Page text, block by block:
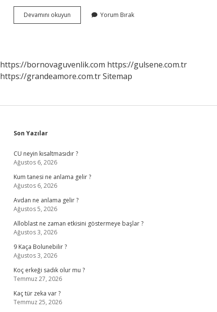
Devamını okuyun
Namazını
Ne
Olur
Yorum Bırak
https://bornovaguvenlik.com https://gulsene.com.tr
https://grandeamore.com.trSitemap
Sidebar
Son Yazılar
CU neyin kısaltmasıdır ?
Ağustos 6, 2026
Kum tanesi ne anlama gelir ?
Ağustos 6, 2026
Avdan ne anlama gelir ?
Ağustos 5, 2026
Alloblast ne zaman etkisini göstermeye başlar ?
Ağustos 3, 2026
9 Kaça Bolunebilir ?
Ağustos 3, 2026
Koç erkeği sadık olur mu ?
Temmuz 27, 2026
Kaç tür zeka var ?
Temmuz 25, 2026